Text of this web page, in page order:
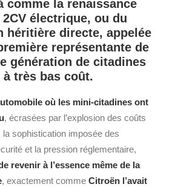
comme la renaissance
électrique, ou du
héritière directe, appelée
représentante de
génération de citadines
à très bas coût.
où les mini‑citadines ont
, écrasées par l’explosion des coûts
sophistication imposée des
et la pression réglementaire,
revenir à l’essence même de la
, exactement comme Citroën l’avait